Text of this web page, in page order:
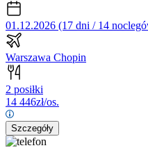
01.12.2026 (17 dni / 14
Warszawa Chopin
2 posiłki
14 446zł/os.
Szczegóły